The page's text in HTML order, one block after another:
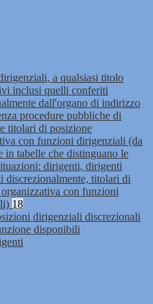
a qualsiasi titolo
inclusi quelli conferiti
dall'organo di indirizzo
procedure pubbliche di
titolari di posizione
con funzioni dirigenziali (da
in tabelle che distinguano le
dirigenti, dirigenti
discrezionalmente, titolari di
con funzioni
18
dirigenziali discrezionali
disponibili